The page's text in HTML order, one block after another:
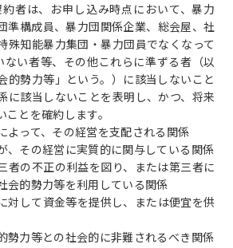
者は、お申し込み時点において、暴力
準構成員、暴力団関係企業、総会屋、社
殊知能暴力集団・暴力団員でなくなって
い者等、その他これらに準ずる者（以
的勢力等」という。）に該当しないこと
に該当しないことを表明し、かつ、将来
とを確約します。
って、その経営を支配される関係
その経営に実質的に関与している関係
の不正の利益を図り、または第三者に
会的勢力等を利用している関係
して資金等を提供し、または便宜を供
力等との社会的に非難されるべき関係